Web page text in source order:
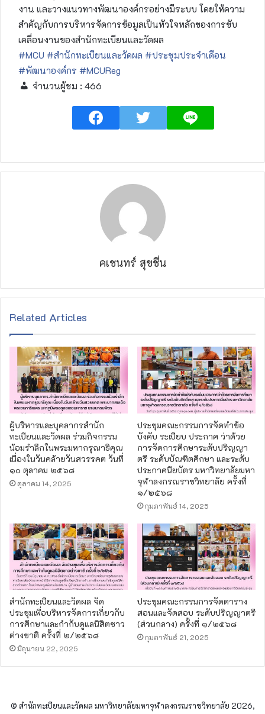
งาน และวางแนวทางพัฒนาองค์กรอย่างมีระบบ โดยให้ความ
สำคัญกับการบริหารจัดการข้อมูลเป็นหัวใจหลักของการขับ
เคลื่อนงานของสำนักทะเบียนและวัดผล
#MCU #สำนักทะเบียนและวัดผล #ประชุมประจำเดือน
#พัฒนาองค์กร #MCUReg
จำนวนผู้ชม : 466
คเชนทร์ สุขชื่น
Related Articles
ผู้บริหารและบุคลากรสำนัก
ทะเบียนและวัดผล ร่วมกิจกรรม
น้อมรำลึกในพระมหากรุณาธิคุณ
เนื่องในวันคล้ายวันสวรรคต วันที่
๑๐ ตุลาคม ๒๕๖๘
ตุลาคม 14, 2025
ประชุมคณะกรรมการจัดทำข้อ
บังคับ ระเบียบ ประกาศ ว่าด้วย
การจัดการศึกษาระดับปริญญา
ตรี ระดับบัณฑิตศึกษา และระดับ
ประกาศนียบัตร มหาวิทยาลัยมหา
จุฬาลงกรณราชวิทยาลัย ครั้งที่
๑/๒๕๖๘
กุมภาพันธ์ 14, 2025
สำนักทะเบียนและวัดผล จัด
ประชุมเพื่อบริหารจัดการเกี่ยวกับ
การศึกษาและกำกับดูแลนิสิตชาว
ต่างชาติ ครั้งที่ ๒/๒๕๖๘
มิถุนายน 22, 2025
ประชุมคณะกรรมการจัดตาราง
สอนและจัดสอบ ระดับปริญญาตรี
(ส่วนกลาง) ครั้งที่ ๑/๒๕๖๘
กุมภาพันธ์ 21, 2025
© สำนักทะเบียนและวัดผล มหาวิทยาลัยมหาจุฬาลงกรณราชวิทยาลัย 2026,